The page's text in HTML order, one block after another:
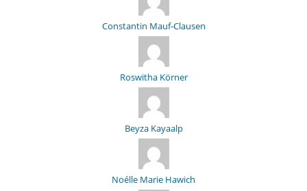
Constantin Mauf-Clausen
Roswitha Körner
Beyza Kayaalp
Noélle Marie Hawich